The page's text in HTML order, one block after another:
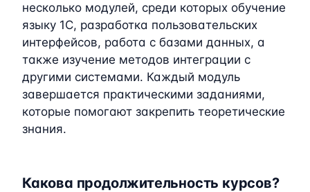
несколько модулей, среди которых обучение
языку 1C, разработка пользовательских
интерфейсов, работа с базами данных, а
также изучение методов интеграции с
другими системами. Каждый модуль
завершается практическими заданиями,
которые помогают закрепить теоретические
знания.
Какова продолжительность курсов?